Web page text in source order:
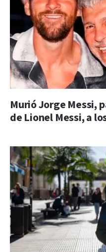
Murió Jorge Messi,
de Lionel Messi, a